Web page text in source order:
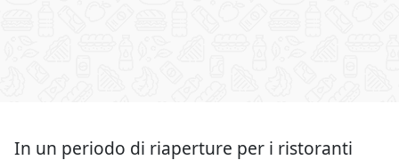
In un periodo di riaperture per i ristoranti